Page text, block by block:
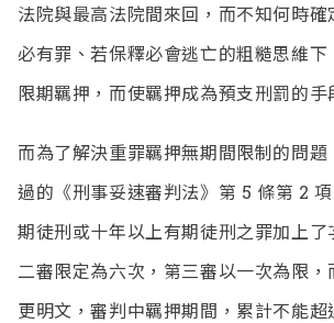
法院與最高法院間來回，而不知何時確
必有罪、若保釋必會逃亡的粗糙思維
限期羈押，而使羈押成為預支刑罰的
而為了解決重罪羈押無期間限制的問題
過的《刑事妥速審判法》第 5 條第 2
期徒刑或十年以上有期徒刑之罪加上了
二審限定為六次，第三審以一次為限，
更明文，審判中羈押期間，累計不能